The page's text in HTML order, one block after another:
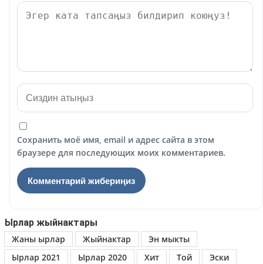
Сохранить моё имя, email и адрес сайта в этом
браузере для последующих моих комментариев.
Ырлар жыйнактары
Жаны ырлар
Жыйнактар
Эн мыкты
Ырлар 2021
Ырлар 2020 Хит Той Эски